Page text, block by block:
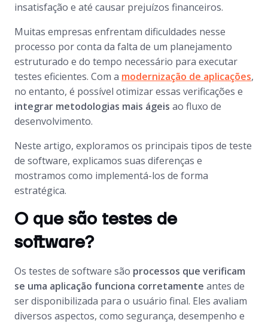
insatisfação e até causar prejuízos financeiros.
Muitas empresas enfrentam dificuldades nesse
processo por conta da falta de um planejamento
estruturado e do tempo necessário para executar
testes eficientes. Com a modernização de aplicações,
no entanto, é possível otimizar essas verificações e
integrar metodologias mais ágeis ao fluxo de
desenvolvimento.
Neste artigo, exploramos os principais tipos de teste
de software, explicamos suas diferenças e
mostramos como implementá-los de forma
estratégica.
O que são testes de
software?
Os testes de software são processos que verificam
se uma aplicação funciona corretamente antes de
ser disponibilizada para o usuário final. Eles avaliam
diversos aspectos, como segurança, desempenho e